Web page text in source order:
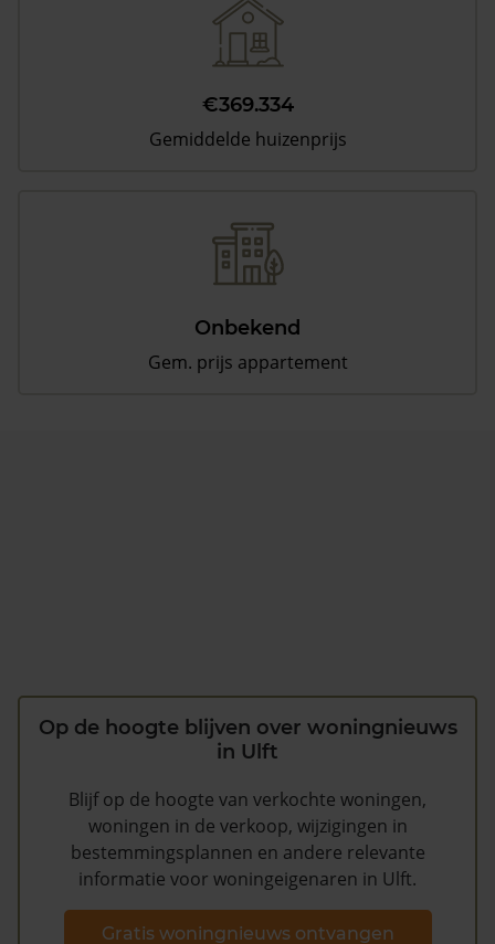
€369.334
Gemiddelde huizenprijs
Onbekend
Gem. prijs appartement
Op de hoogte blijven over woningnieuws
in Ulft
Blijf op de hoogte van verkochte woningen,
woningen in de verkoop, wijzigingen in
bestemmingsplannen en andere relevante
informatie voor woningeigenaren in Ulft.
Gratis woningnieuws ontvangen